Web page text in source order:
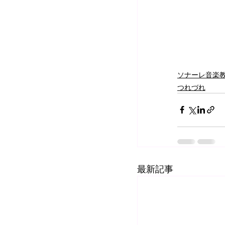
ソナーレ音楽
つれづれ
最新記事